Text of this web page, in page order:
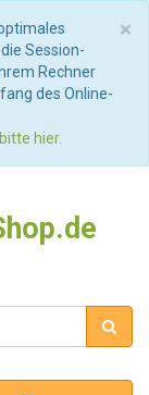
×
Session-
Rechner
des Online-
hier.